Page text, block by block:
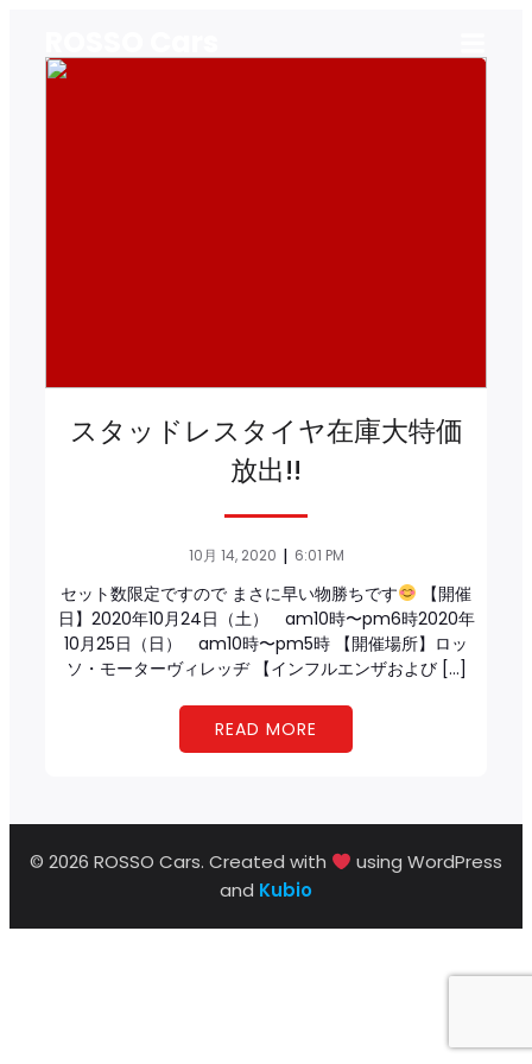
スタッドレスタイヤ在庫大特価
放出!!
10月 14, 2020 | 6:01 PM
セット数限定ですので まさに早い物勝ちです
【開催
日】2020年10月24日（土） am10時〜pm6時2020年
10月25日（日） am10時〜pm5時 【開催場所】ロッ
ソ・モーターヴィレッヂ 【インフルエンザおよび […]
READ MORE
© 2026 ROSSO Cars. Created with
using WordPress
and Kubio